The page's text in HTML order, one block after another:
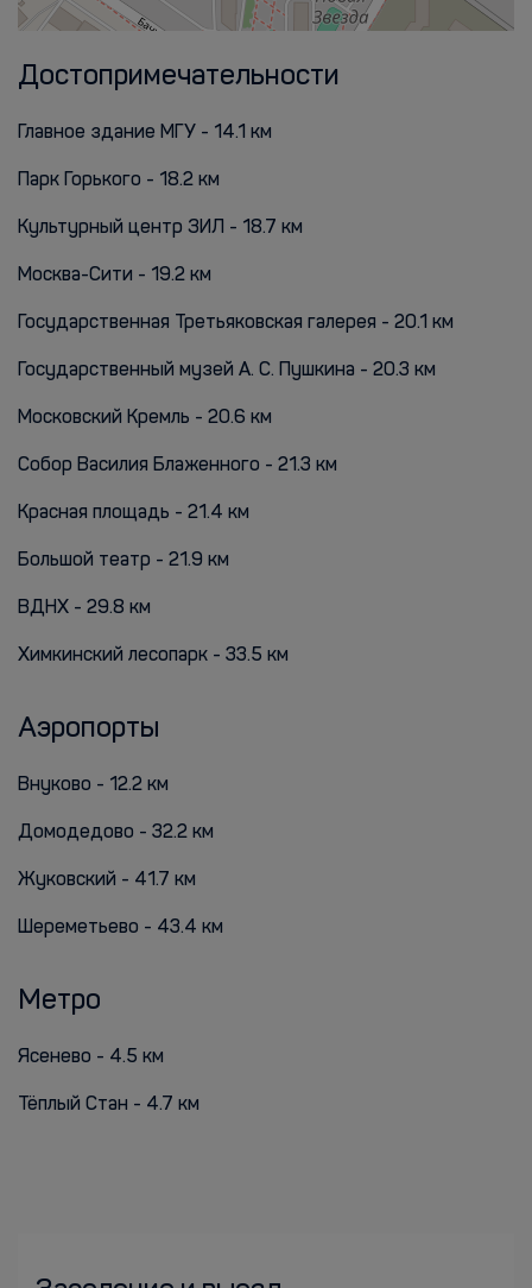
Достопримечательности
Главное здание МГУ - 14.1 км
Парк Горького - 18.2 км
Культурный центр ЗИЛ - 18.7 км
Москва-Сити - 19.2 км
Государственная Третьяковская галерея - 20.1 км
Государственный музей А. С. Пушкина - 20.3 км
Московский Кремль - 20.6 км
Собор Василия Блаженного - 21.3 км
Красная площадь - 21.4 км
Большой театр - 21.9 км
ВДНХ - 29.8 км
Химкинский лесопарк - 33.5 км
Аэропорты
Внуково - 12.2 км
Домодедово - 32.2 км
Жуковский - 41.7 км
Шереметьево - 43.4 км
Метро
Ясенево - 4.5 км
Тёплый Стан - 4.7 км